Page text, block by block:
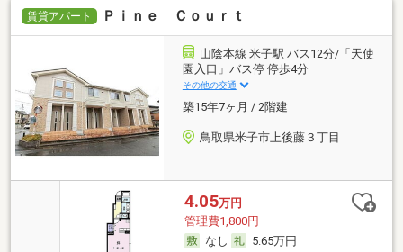
賃貸アパート Ｐｉｎｅ Ｃｏｕｒｔ
山陰本線 米子駅 バス12分/「天使
園入口」バス停 停歩4分
その他の交通
築15年7ヶ月 / 2階建
鳥取県米子市上後藤３丁目
4.05万円
管理費1,800円
なし
5.65万円